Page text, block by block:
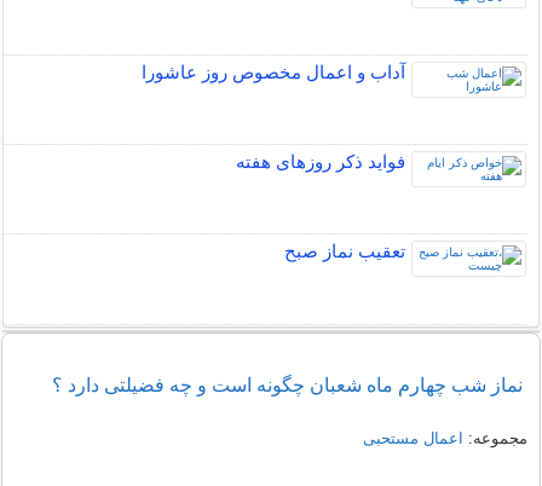
آداب و اعمال مخصوص روز عاشورا
فواید ذکر روزهای هفته
تعقیب نماز صبح
نماز شب چهارم ماه شعبان چگونه است و چه فضیلتی دارد ؟
مجموعه: اعمال مستحبی